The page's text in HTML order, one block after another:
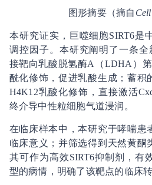
图形摘要（摘自
本研究证实，巨噬细胞SIRT6是
调控因子。本研究阐明了一条全
接靶向乳酸脱氢酶A（LDHA）
酰化修饰，促进乳酸生成；蓄积
H4K12乳酸化修饰，直接激活
终介导中性粒细胞气道浸润。
在临床样本中，本研究于哮喘患
临床意义；并筛选得到天然黄酮
其可作为高效SIRT6抑制剂，有
型的病情，明确了该靶点的临床转